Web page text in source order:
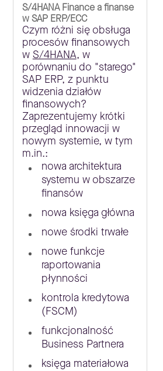
S/4HANA Finance a finanse
w SAP ERP/ECC
Czym różni się obsługa
procesów finansowych
w S/4HANA, w
porównaniu do "starego"
SAP ERP, z punktu
widzenia działów
finansowych?
Zaprezentujemy krótki
przegląd innowacji w
nowym systemie, w tym
m.in.:
nowa architektura
systemu w obszarze
finansów
nowa księga główna
nowe środki trwałe
nowe funkcje
raportowania
płynności
kontrola kredytowa
(FSCM)
funkcjonalność
Business Partnera
księga materiałowa